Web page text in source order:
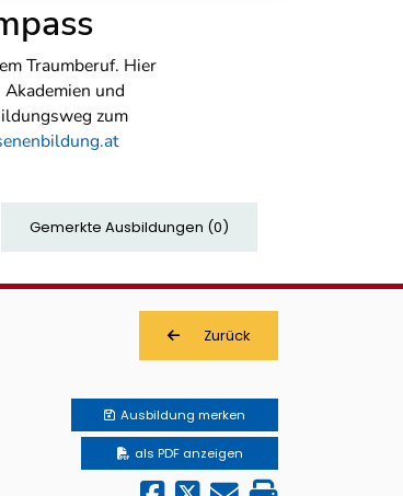
Traumberuf. Hier
und
zum
Gemerkte Ausbildungen (0)
Zurück
Ausbildung merken
als PDF anzeigen